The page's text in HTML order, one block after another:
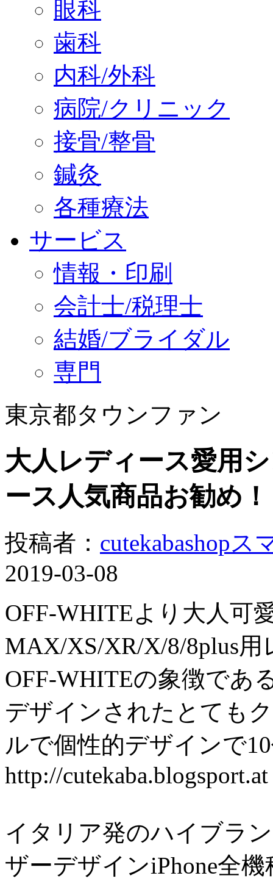
眼科
歯科
内科/外科
病院/クリニック
接骨/整骨
鍼灸
各種療法
サービス
情報・印刷
会計士/税理士
結婚/ブライダル
専門
東京都タウンファン
大人レディース愛用
ース人気商品お勧め！
投稿者： cutekabashop
2019-03-08
OFF-WHITEより大人可
MAX/XS/XR/X/8/8plus
OFF-WHITEの象徴であ
デザインされたとても
ルで個性的デザインで
http://cutekaba.blogsport.at
イタリア発のハイブラ
ザーデザインiPhone全